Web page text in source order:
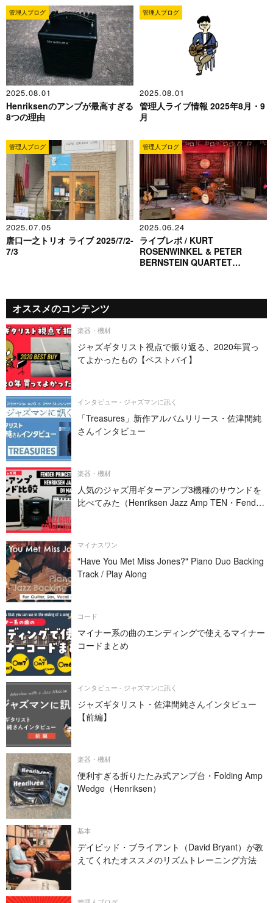
管理人ブログ
2025.08.01
Henriksenのアンプが最高すぎる
8つの理由
管理人ブログ
2025.08.01
管理人ライブ情報 2025年8月・9
月
管理人ブログ
2025.07.05
唐口一之トリオ ライブ 2025/7/2-
7/3
管理人ブログ
2025.06.24
ライブレポ / KURT
ROSENWINKEL & PETER
BERNSTEIN QUARTET
オススメのコンテンツ
楽器・機材
ジャズギタリスト視点で振り返る、2020年買っ
てよかったもの【ベストバイ】
インタビュー - ジャズマンに訊く
「Treasures」新作アルバムリリース・佐津間純
さんインタビュー
楽器・機材
人気のジャズ用ギターアンプ3機種のサウンドを
比べてみた（Henriksen Jazz Amp TEN・Fender
マイナスワン
"Have You Met Miss Jones?" Piano Duo Backing
Track / Play Along
コード
マイナー系の曲のエンディングで使えるマイナー
コードまとめ
インタビュー - ジャズマンに訊く
ジャズギタリスト・佐津間純さんインタビュー
【前編】
楽器・機材
便利すぎる折りたたみ式アンプ台・Folding Amp
Wedge（Henriksen）
基本
デイビッド・ブライアント（David Bryant）が教
えてくれたオススメのリズムトレーニング方法